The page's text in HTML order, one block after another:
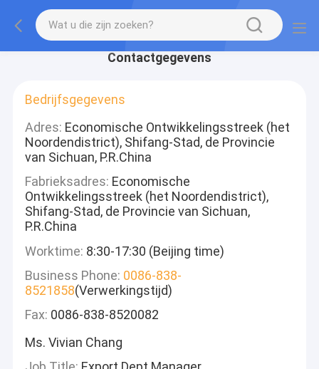
Contactgegevens
Bedrijfsgegevens
Adres: Economische Ontwikkelingsstreek (het
Noordendistrict), Shifang-Stad, de Provincie
van Sichuan, P.R.China
Fabrieksadres: Economische
Ontwikkelingsstreek (het Noordendistrict),
Shifang-Stad, de Provincie van Sichuan,
P.R.China
Worktime: 8:30-17:30 (Beijing time)
Business Phone: 0086-838-
8521858(Verwerkingstijd)
Fax: 0086-838-8520082
Ms. Vivian Chang